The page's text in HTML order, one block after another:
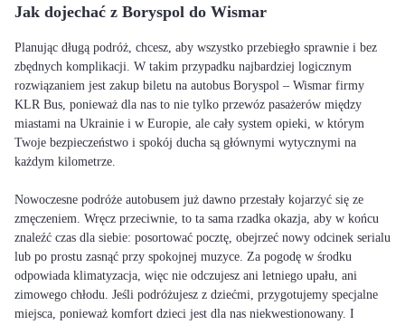
Jak dojechać z Boryspol do Wismar
Planując długą podróż, chcesz, aby wszystko przebiegło sprawnie i bez
zbędnych komplikacji. W takim przypadku najbardziej logicznym
rozwiązaniem jest zakup biletu na autobus Boryspol – Wismar firmy
KLR Bus, ponieważ dla nas to nie tylko przewóz pasażerów między
miastami na Ukrainie i w Europie, ale cały system opieki, w którym
Twoje bezpieczeństwo i spokój ducha są głównymi wytycznymi na
każdym kilometrze.
Nowoczesne podróże autobusem już dawno przestały kojarzyć się ze
zmęczeniem. Wręcz przeciwnie, to ta sama rzadka okazja, aby w końcu
znaleźć czas dla siebie: posortować pocztę, obejrzeć nowy odcinek serialu
lub po prostu zasnąć przy spokojnej muzyce. Za pogodę w środku
odpowiada klimatyzacja, więc nie odczujesz ani letniego upału, ani
zimowego chłodu. Jeśli podróżujesz z dziećmi, przygotujemy specjalne
miejsca, ponieważ komfort dzieci jest dla nas niekwestionowany. I